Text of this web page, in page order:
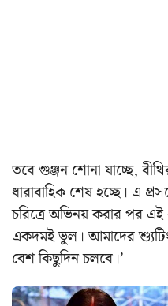
তবে গুঞ্জন শোনা যাচ্ছে,
ধারাবাহিক শেষ হচ্ছে। এ
চরিত্রে অভিনয় করার পর এই
একদমই ভুল। আমাদের শ্যুটিং
বেশ কিছুদিন চলবে।’